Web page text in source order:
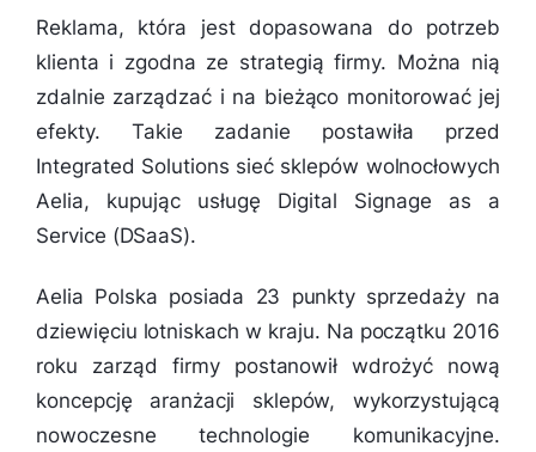
Reklama, która jest dopasowana do potrzeb
klienta i zgodna ze strategią firmy. Można nią
zdalnie zarządzać i na bieżąco monitorować jej
efekty. Takie zadanie postawiła przed
Integrated Solutions sieć sklepów wolnocłowych
Aelia, kupując usługę Digital Signage as a
Service (DSaaS).
Aelia Polska posiada 23 punkty sprzedaży na
dziewięciu lotniskach w kraju. Na początku 2016
roku zarząd firmy postanowił wdrożyć nową
koncepcję aranżacji sklepów, wykorzystującą
nowoczesne technologie komunikacyjne.